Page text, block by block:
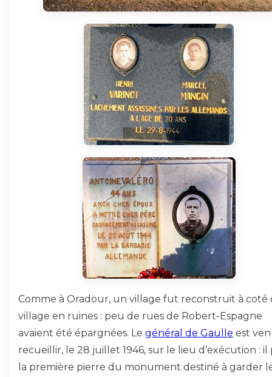
Comme à Oradour, un village fut reconstruit à coté
village en ruines : peu de rues de Robert-Espagne
avaient été épargnées. Le général de Gaulle est
recueillir, le 28 juillet 1946, sur le lieu d’exécution : il
la première pierre du monument destiné à garder